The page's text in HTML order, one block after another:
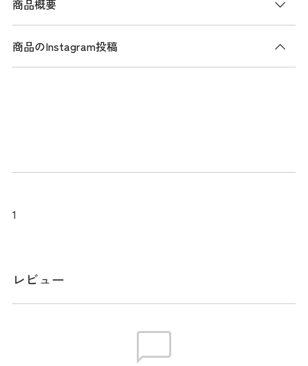
商品概要
商品説明
パンツで、色合いも爽やかな1枚です。
※実寸のため、商品タグのサイズ表記（目安）とは異なりま
膝幅:21.7cm / 股上:24.5cm / 股下:67.0cm
商品のInstagram投稿
1
レビュー